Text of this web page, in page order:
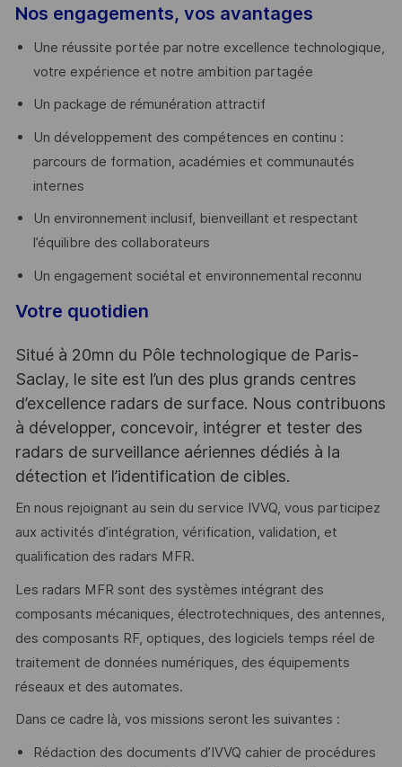
Nos engagements, vos avantages
Une réussite portée par notre excellence technologique,
votre expérience et notre ambition partagée
Un package de rémunération attractif
Un développement des compétences en continu :
parcours de formation, académies et communautés
internes
Un environnement inclusif, bienveillant et respectant
l’équilibre des collaborateurs
Un engagement sociétal et environnemental reconnu
Votre quotidien
Situé à 20mn du Pôle technologique de Paris-
Saclay, le site est l’un des plus grands centres
d’excellence radars de surface. Nous contribuons
à développer, concevoir, intégrer et tester des
radars de surveillance aériennes dédiés à la
détection et l’identification de cibles.
En nous rejoignant au sein du service IVVQ, vous participez
aux activités d’intégration, vérification, validation, et
qualification des radars MFR.
Les radars MFR sont des systèmes intégrant des
composants mécaniques, électrotechniques, des antennes,
des composants RF, optiques, des logiciels temps réel de
traitement de données numériques, des équipements
réseaux et des automates.
Dans ce cadre là, vos missions seront les suivantes :
Rédaction des documents d’IVVQ cahier de procédures